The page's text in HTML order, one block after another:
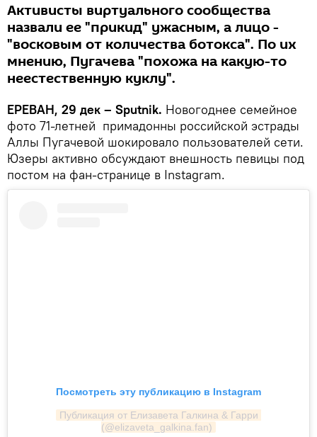
Активисты виртуального сообщества
назвали ее "прикид" ужасным, а лицо -
"восковым от количества ботокса". По их
мнению, Пугачева "похожа на какую-то
неестественную куклу".
ЕРЕВАН, 29 дек – Sputnik. Новогоднее семейное
фото 71-летней примадонны российской эстрады
Аллы Пугачевой шокировало пользователей сети.
Юзеры активно обсуждают внешность певицы под
постом на фан-странице в Instagram.
Посмотреть эту публикацию в Instagram
Публикация от Елизавета Галкина & Гарри
(@elizaveta_galkina.fan)